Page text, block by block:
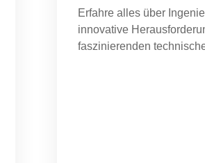
Erfahre alles über
innovative
faszinierenden